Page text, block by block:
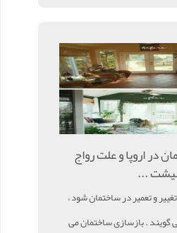
در اروپا و علت رواج
...
و تعمیر در ساختمان شود ،
گویند . بازسازی ساختمان می